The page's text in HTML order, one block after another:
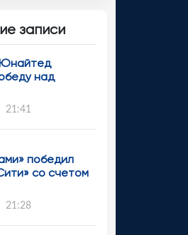
записи
над
21:41
победил
со счетом
21:28